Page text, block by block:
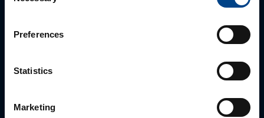
Preferences
Statistics
Marketing